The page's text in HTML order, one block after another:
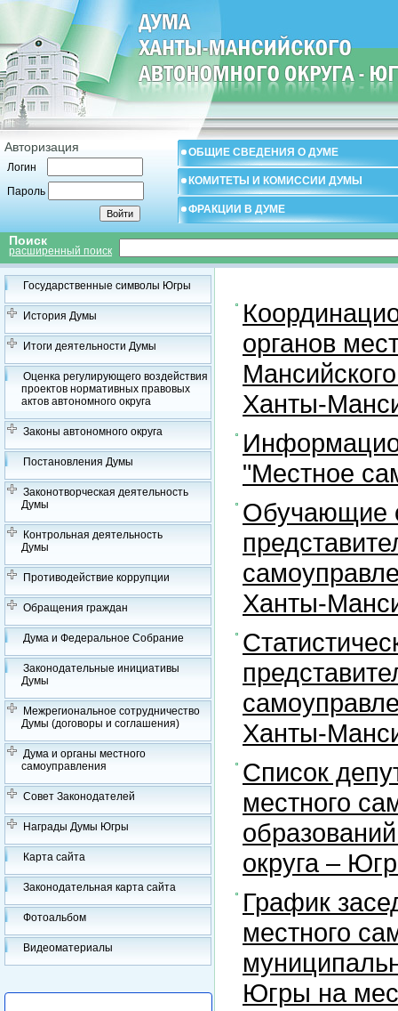
Авторизация
Логин
Пароль
ОБЩИЕ СВЕДЕНИЯ О ДУМЕ
КОМИТЕТЫ И КОМИССИИ ДУМЫ
ФРАКЦИИ В ДУМЕ
Поиск
расширенный поиск
Государственные символы Югры
История Думы
Итоги деятельности Думы
Оценка регулирующего воздействия
проектов нормативных правовых
актов автономного округа
Законы автономного округа
Постановления Думы
Законотворческая деятельность
Думы
Контрольная деятельность
Думы
Противодействие коррупции
Обращения граждан
Дума и Федеральное Собрание
Законодательные инициативы
Думы
Межрегиональное сотрудничество
Думы (договоры и соглашения)
Дума и органы местного
самоуправления
Совет Законодателей
Награды Думы Югры
Карта сайта
Законодательная карта сайта
Фотоальбом
Видеоматериалы
органов
Ханты-
"Местное
Обучающие
Ханты-
Ханты-
Список
местного
округа –
График
местного
Югры на